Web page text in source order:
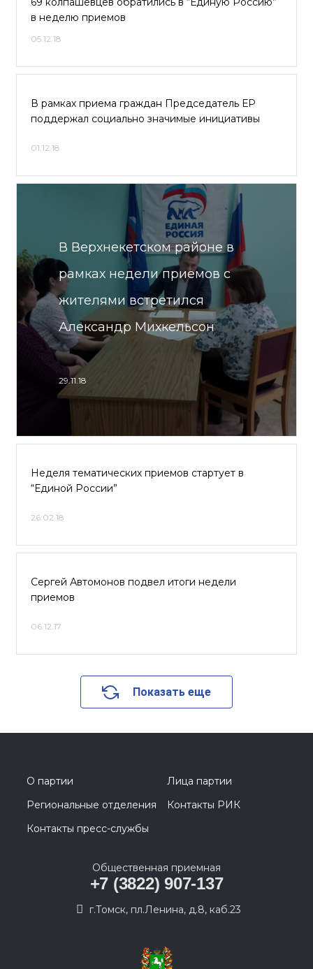
в неделю приемов
05.12.18
В рамках приема граждан Председатель ЕР
поддержал социально значимые инициативы
01.12.18
В Верхнекетском районе в
рамках недели приемов с
жителями встретился
Александр Михкельсон
29.11.18
Неделя тематических приемов стартует в
“Единой России”
26.02.18
Сергей Автомонов подвел итоги недели
приемов
06.12.17
Показать еще
О партии
Лица партии
Региональные отделения
Контакты РИК
Контакты пресс-службы
Общественная приемная
+7 (3822) 907-137
г.Томск, пл.Ленина, д.8, каб.23